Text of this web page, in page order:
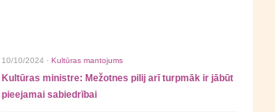
10/10/2024 · Kultūras mantojums
Kultūras ministre: Mežotnes pilij arī turpmāk ir jābūt
pieejamai sabiedrībai